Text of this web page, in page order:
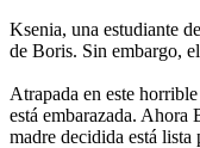
Ksenia, una estudiante
de Boris. Sin embargo,
Atrapada en este
está embarazada.
madre decidida está